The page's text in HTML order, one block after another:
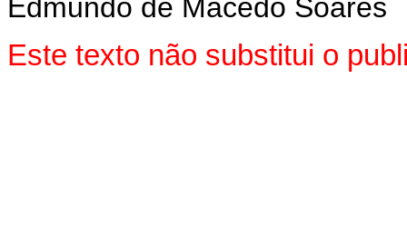
Edmundo de Macedo Soares
Este texto não substitui o